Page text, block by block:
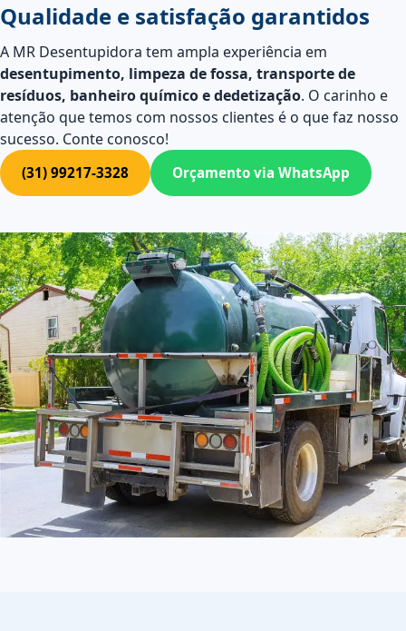
Qualidade e satisfação garantidos
A MR Desentupidora tem ampla experiência em
desentupimento, limpeza de fossa, transporte de
resíduos, banheiro químico e dedetização. O carinho e
atenção que temos com nossos clientes é o que faz nosso
sucesso. Conte conosco!
(31) 99217-3328 Orçamento via WhatsApp